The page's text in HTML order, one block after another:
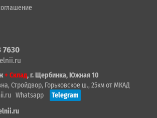
7630
+ Склад, г. Щербинка, Южная 10
Стройдвор, Горьковское ш., 25км от МКАД
Whatsapp
Telegram